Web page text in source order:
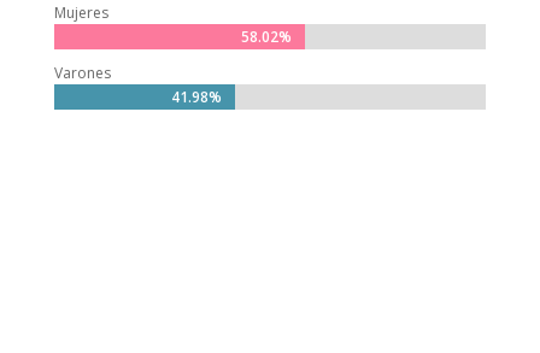
Mujeres
58.02%
58.02%
Varones
41.98%
41.98%